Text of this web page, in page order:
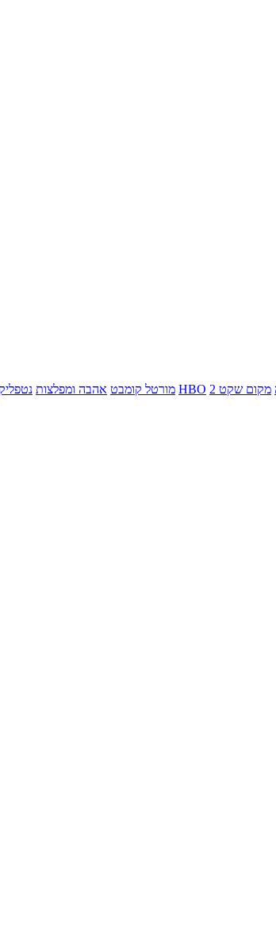
מקום שקט 2 HBO מורטל קומבט אהבה ומפלצות